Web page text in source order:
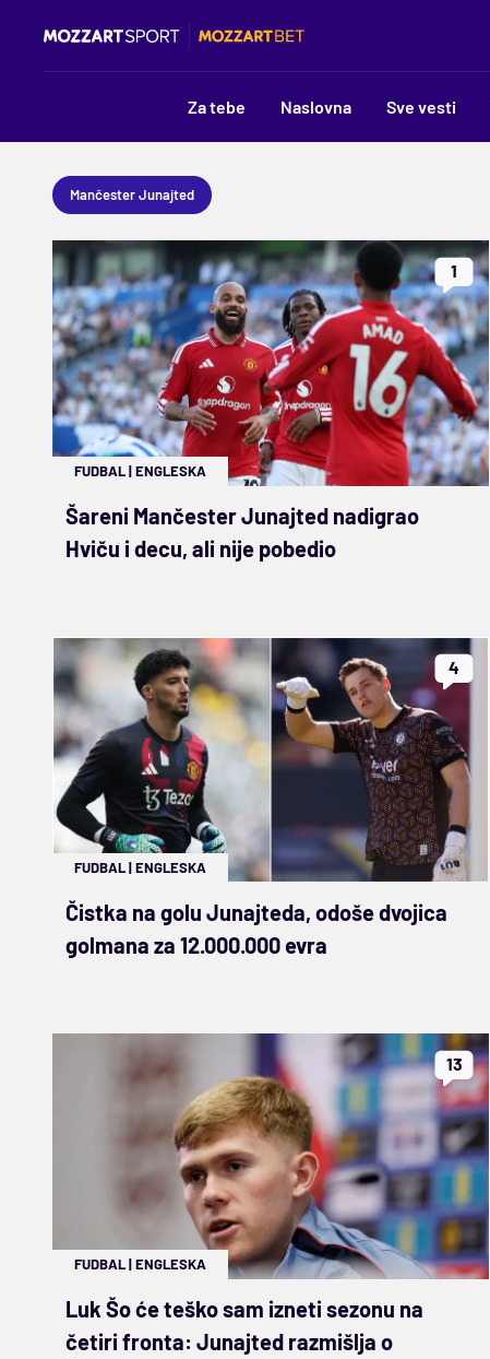
Za tebe Naslovna Sve vesti
Mančester Junajted
1
FUDBAL|ENGLESKA
Šareni Mančester Junajted nadigrao
Hviču i decu, ali nije pobedio
4
FUDBAL|ENGLESKA
Čistka na golu Junajteda, odoše dvojica
golmana za 12.000.000 evra
13
FUDBAL|ENGLESKA
Luk Šo će teško sam izneti sezonu na
četiri fronta: Junajted razmišlja o